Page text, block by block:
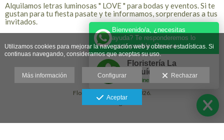
Alquilamos letras luminosas " LOVE " para bodas y eventos. Si te
gustan para tu fiesta pasate y te informamos, sorprenderas a tus
invitados.
Leer más
Floristería La Orquídea 2026.
Aviso legal
Utilizamos cookies para mejorar la navegación web y obtener estadísticas. Si
continuas navegando, consideramos que aceptas su uso.
Más información Configurar Rechazar
Aceptar
Bienvenido/a, ¿necesitas
ayuda? Te responderemos lo
antes posible. Gracias
Floristería La
Orquídea ®️
Online